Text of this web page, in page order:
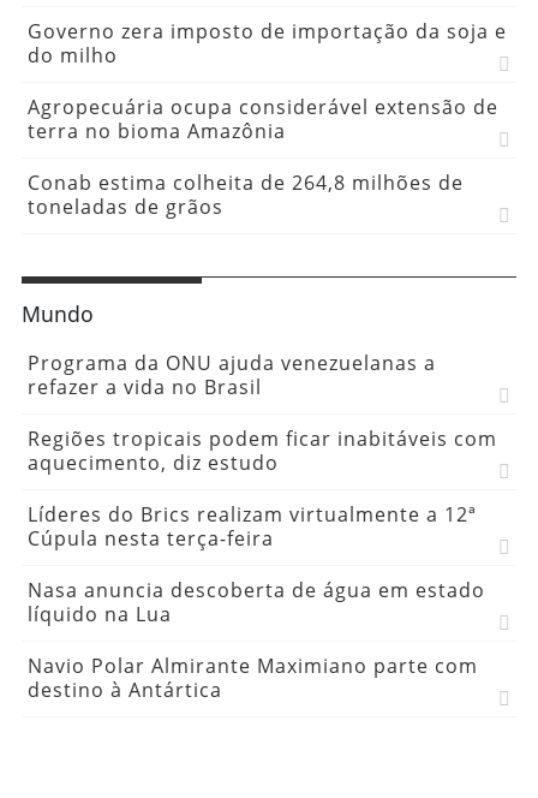
Governo zera imposto de importação da soja e
do milho
Agropecuária ocupa considerável extensão de
terra no bioma Amazônia
Conab estima colheita de 264,8 milhões de
toneladas de grãos
Mundo
Programa da ONU ajuda venezuelanas a
refazer a vida no Brasil
Regiões tropicais podem ficar inabitáveis com
aquecimento, diz estudo
Líderes do Brics realizam virtualmente a 12ª
Cúpula nesta terça-feira
Nasa anuncia descoberta de água em estado
líquido na Lua
Navio Polar Almirante Maximiano parte com
destino à Antártica